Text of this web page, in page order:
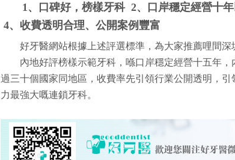
1、口碑好，榜樣牙科 2、口岸穩定經營十
4、收費透明合理、公開案例豐富
好牙醫網站根據上述評選標準，為大家推薦哩間
內地好評榜樣示範牙科，喺口岸穩定經營十五年
過三十個國家同地區，收費率先引領行業公開透明，
力最強大嘅連鎖牙科。